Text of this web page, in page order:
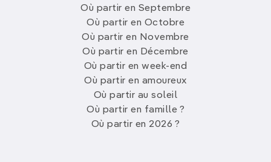
Où partir en Septembre
Où partir en Octobre
Où partir en Novembre
Où partir en Décembre
Où partir en week-end
Où partir en amoureux
Où partir au soleil
Où partir en famille ?
Où partir en 2026 ?